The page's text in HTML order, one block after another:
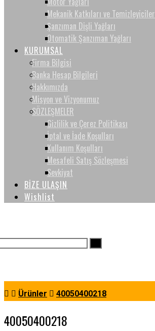
Mekanik Katkıları ve Temizleyiciler
Şanzıman Dişli Yağları
Otomatik Şanzıman Yağları
KURUMSAL
Firma Bilgisi
Banka Hesap Bilgileri
Hakkımızda
Misyon ve Vizyonumuz
SÖZLEŞMELER
Gizlilik ve Çerez Politikası
İptal ve İade Koşulları
Kullanım Koşulları
Mesafeli Satış Sözleşmesi
Sevkiyat
BİZE ULAŞIN
Wishlist
Ürünler 40050400218
40050400218